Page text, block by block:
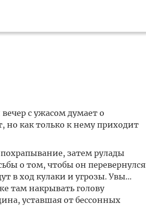
с ужасом думает о
как только к нему приходит
похрапывание, затем рулады
о том, чтобы он перевернулся
в ход кулаки и угрозы. Увы…
там накрывать голову
уставшая от бессонных